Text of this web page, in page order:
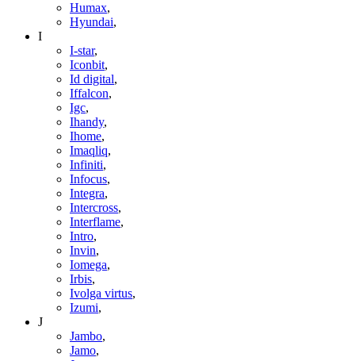
Humax,
Hyundai,
I
I-star,
Iconbit,
Id digital,
Iffalcon,
Igc,
Ihandy,
Ihome,
Imaqliq,
Infiniti,
Infocus,
Integra,
Intercross,
Interflame,
Intro,
Invin,
Iomega,
Irbis,
Ivolga virtus,
Izumi,
J
Jambo,
Jamo,